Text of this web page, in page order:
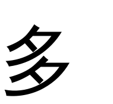
多